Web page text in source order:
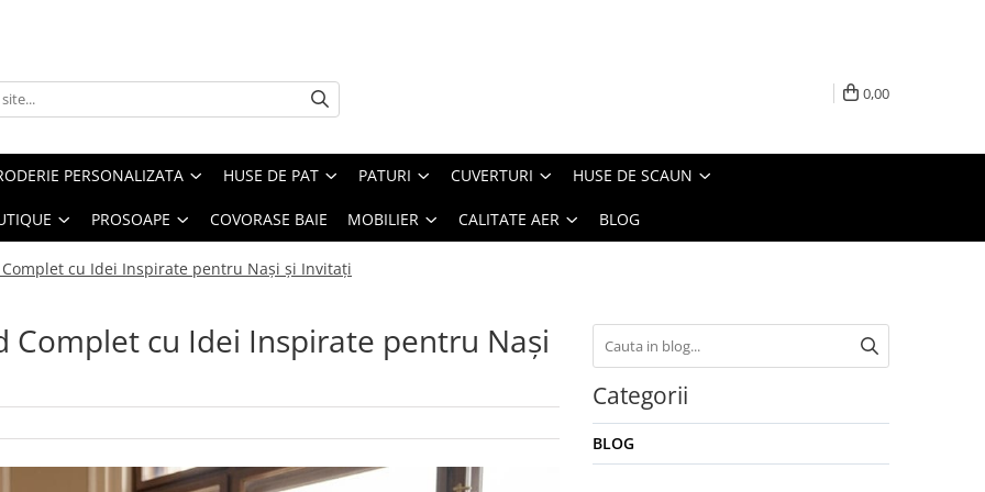
0,00
PERSONALIZATA HUSE DE PAT PATURI CUVERTURI HUSE DE SCAUN
PROSOAPE COVORASE BAIE MOBILIER CALITATE AER BLOG
cu Idei Inspirate pentru Nași și Invitați
Complet cu Idei Inspirate pentru Nași
Categorii
BLOG